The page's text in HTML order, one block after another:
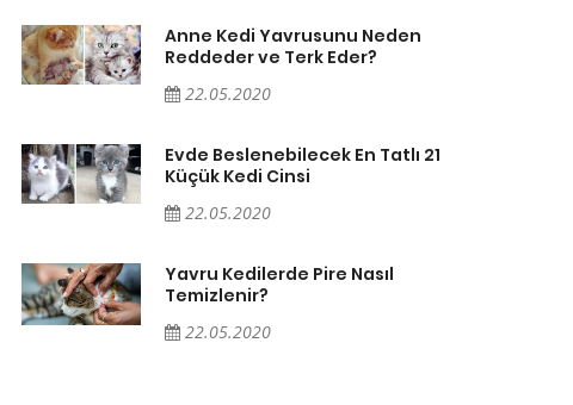
Anne Kedi Yavrusunu Neden
Reddeder ve Terk Eder?
22.05.2020
Evde Beslenebilecek En Tatlı 21
Küçük Kedi Cinsi
22.05.2020
Yavru Kedilerde Pire Nasıl
Temizlenir?
22.05.2020